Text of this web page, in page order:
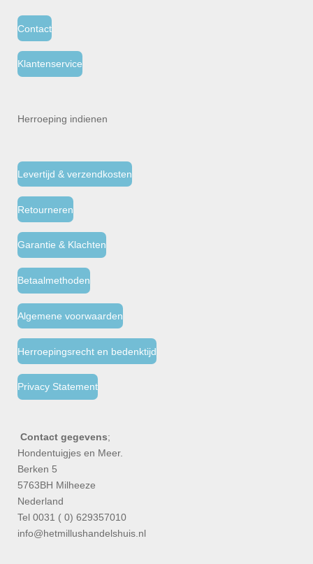
Contact
Klantenservice
Herroeping indienen
Levertijd & verzendkosten
Retourneren
Garantie & Klachten
Betaalmethoden
Algemene voorwaarden
Herroepingsrecht en bedenktijd
Privacy Statement
Contact gegevens;
Hondentuigjes en Meer.
Berken 5
5763BH Milheeze
Nederland
Tel 0031 ( 0) 629357010
info@hetmillushandelshuis.nl